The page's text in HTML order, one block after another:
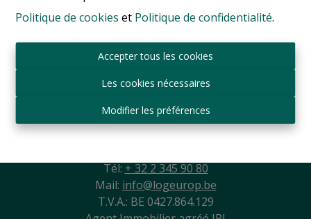
Politique de cookies et Politique de confidentialité.
Accepter tous les cookies
Les cookies nécessaires
Modifier les préférences
Sint-Jansbergdreef 2
Tél: + 32 2 345 90 80
Mail: info@logeurop.be
T.V.A.: BE 0427.864.129